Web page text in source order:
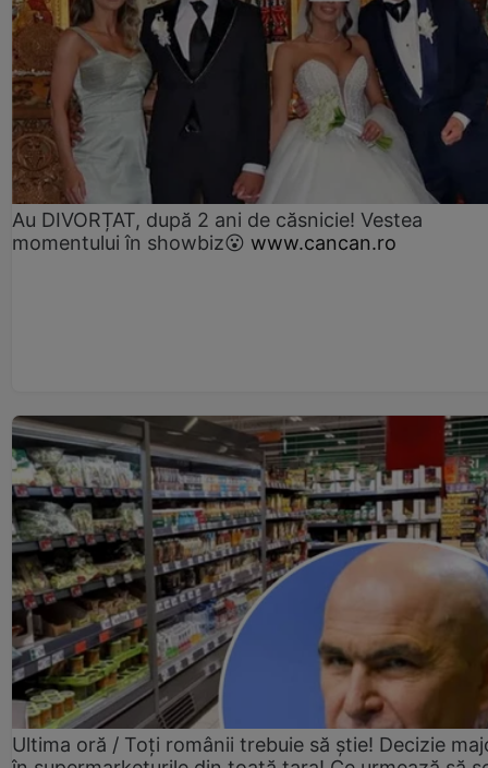
Au DIVORȚAT, după 2 ani de căsnicie! Vestea
momentului în showbiz😮 www.cancan.ro
Ultima oră / Toți românii trebuie să știe! Decizie